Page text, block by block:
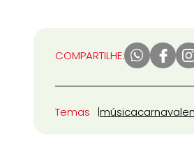
COMPARTILHE:
Temas músicacarnaval